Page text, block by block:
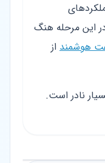
این مرحله هنگ
هوشمند از
نادر است.